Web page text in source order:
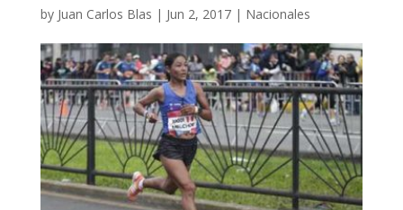
by Juan Carlos Blas | Jun 2, 2017| Nacionales